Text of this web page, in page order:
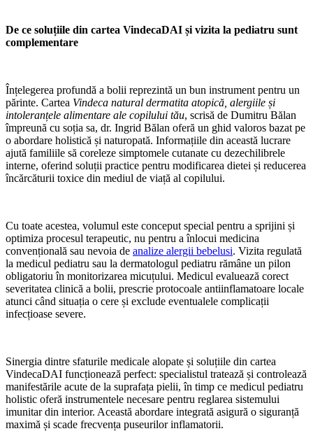
De ce soluțiile din cartea VindecaDAI și vizita la pediatru sunt
complementare
Înțelegerea profundă a bolii reprezintă un bun instrument pentru un
părinte. Cartea Vindeca natural dermatita atopică, alergiile și
intoleranțele alimentare ale copilului tău, scrisă de Dumitru Bălan
împreună cu soția sa, dr. Ingrid Bălan oferă un ghid valoros bazat pe
o abordare holistică și naturopată. Informațiile din această lucrare
ajută familiile să coreleze simptomele cutanate cu dezechilibrele
interne, oferind soluții practice pentru modificarea dietei și reducerea
încărcăturii toxice din mediul de viață al copilului.
Cu toate acestea, volumul este conceput special pentru a sprijini și
optimiza procesul terapeutic, nu pentru a înlocui medicina
convențională sau nevoia de analize alergii bebelusi. Vizita regulată
la medicul pediatru sau la dermatologul pediatru rămâne un pilon
obligatoriu în monitorizarea micuțului. Medicul evaluează corect
severitatea clinică a bolii, prescrie protocoale antiinflamatoare locale
atunci când situația o cere și exclude eventualele complicații
infecțioase severe.
Sinergia dintre sfaturile medicale alopate și soluțiile din cartea
VindecaDAI funcționează perfect: specialistul tratează și controlează
manifestările acute de la suprafața pielii, în timp ce medicul pediatru
holistic oferă instrumentele necesare pentru reglarea sistemului
imunitar din interior. Această abordare integrată asigură o siguranță
maximă și scade frecvența puseurilor inflamatorii.